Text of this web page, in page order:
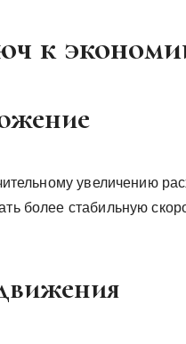
к
увеличению
более стабильную